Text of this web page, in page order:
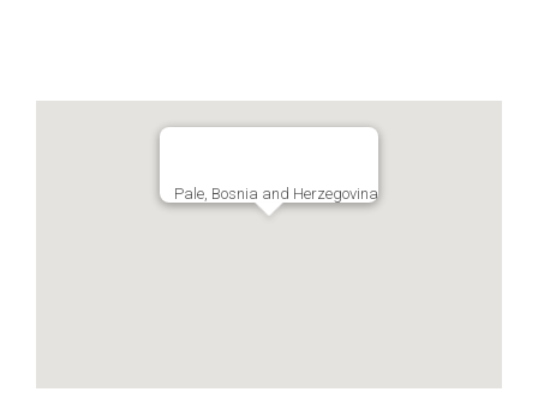
Pale, Bosnia and Herzegovina